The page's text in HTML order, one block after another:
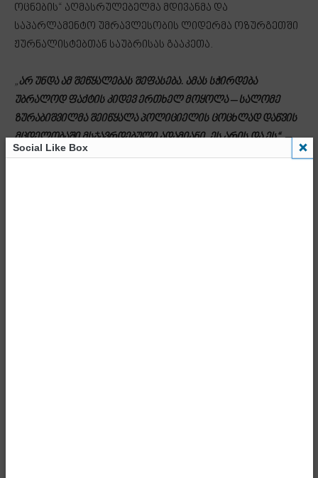
ოცნების“ აღმასრულებელმა მდივანმა და
საპარლამენტო უმრავლესობის ლიდერმა ოზურგეთში
ჟურნალისტებთან საუბრისას გააკეთა.
„არ უნდა ამ შეწყალებას შეფასება. ამას სჭირდება
უბრალოდ ფაქტის კიდევ ერთხელ მოყოლა – სალომე
ზურაბიშვილმა შეიწყალა პოლიციელის ცოცხლად დაწვის
მცდელობაში მსჯავრდებული ადამიანი. ეს არის და ეს“,–
განაცხადა მდინარაძემ.
Social Like Box